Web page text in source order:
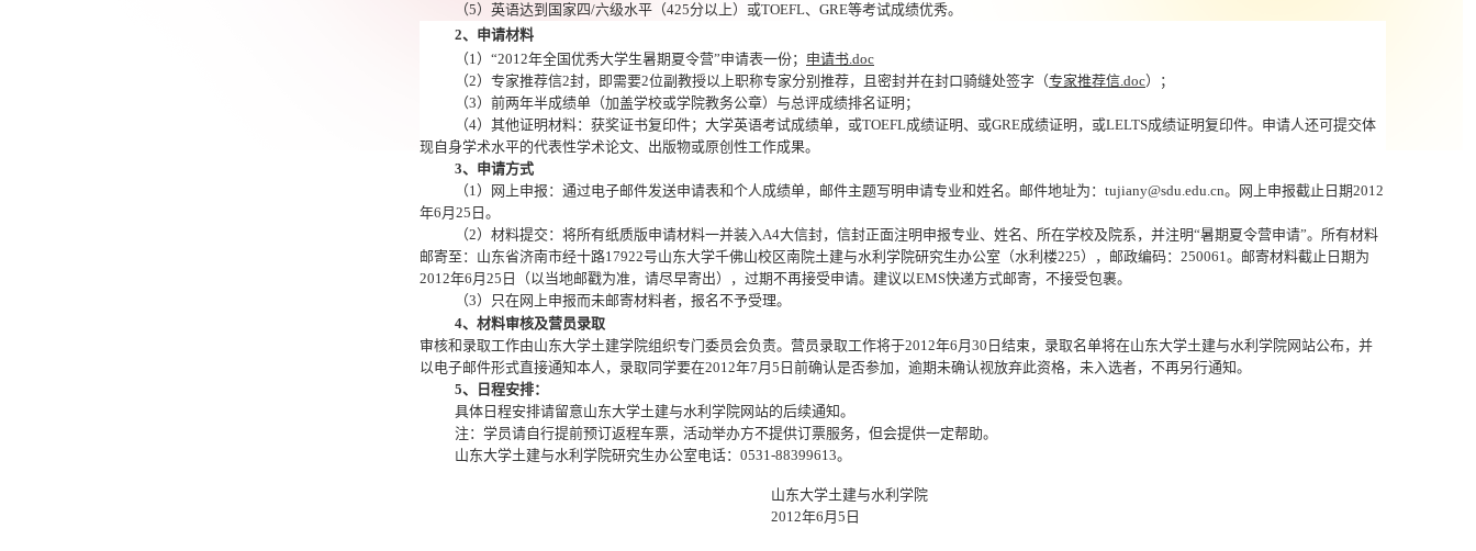
（5）英语达到国家四/六级水平（425分以上）或TOEFL、 GRE等考试成绩优秀。
2、申请材料
（1） “2012年全国优秀大学生暑期夏令营”申请表一份； 申请书.doc
（2）专家推荐信2封，即需要2位副教授以上职称专家分别推荐，且密封并在封口骑缝处签字（专家推荐信.doc）；
（3）前两年半成绩单（加盖学校或学院教务公章）与总评成绩排名证明；
（4）其他证明材料：获奖证书复印件；大学英语考试成绩单，或TOEFL成绩证明、或GRE成绩证明，或LELTS成绩证明复印件。申请人还可提交体
现自身学术水平的代表性学术论文、出版物或原创性工作成果。
3、申请方式
（1）网上申报：通过电子邮件发送申请表和个人成绩单，邮件主题写明申请专业和姓名。邮件地址为： tujiany@sdu.edu.cn。网上申报截止日期2012
年6月 25 日。
（2）材料提交：将所有纸质版申请材料一并装入A4大信封，信封正面注明申报专业、姓名、所在学校及院系，并注明“暑期夏令营申请”。所有材料
邮寄至：山东省济南市经十路17922号山东大学千佛山校区南院土建与水利学院研究生办公室（水利楼225），邮政编码： 250061。邮寄材料截止日期为
2012年6月 25 日（以当地邮戳为准，请尽早寄出），过期不再接受申请。建议以EMS快递方式邮寄，不接受包裹。
（3）只在网上申报而未邮寄材料者，报名不予受理。
4、材料审核及营员录取
审核和录取工作由山东大学土建学院组织专门委员会负责。营员录取工作将于2012年6月 30 日结束，录取名单将在山东大学土建与水利学院网站公布，并
以电子邮件形式直接通知本人，录取同学要在2012年7月 5 日前确认是否参加，逾期未确认视放弃此资格，未入选者，不再另行通知。
5、日程安排：
具体日程安排请留意山东大学土建与水利学院网站的后续通知。
注：学员请自行提前预订返程车票，活动举办方不提供订票服务，但会提供一定帮助。
山东大学土建与水利学院研究生办公室电话： 0531-88399613。
山东大学土建与水利学院
2012年6月 5 日